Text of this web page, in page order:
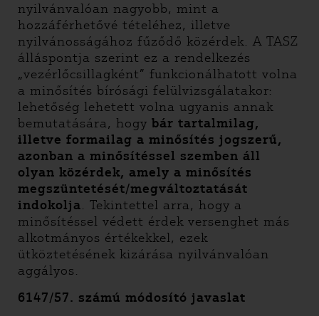
nyilvánvalóan nagyobb, mint a
hozzáférhetővé tételéhez, illetve
nyilvánosságához fűződő közérdek. A TASZ
álláspontja szerint ez a rendelkezés
„vezérlőcsillagként” funkcionálhatott volna
a minősítés bírósági felülvizsgálatakor:
lehetőség lehetett volna ugyanis annak
bemutatására, hogy bár tartalmilag,
illetve formailag a minősítés jogszerű,
azonban a minősítéssel szemben áll
olyan közérdek, amely a minősítés
megszüntetését/megváltoztatását
indokolja. Tekintettel arra, hogy a
minősítéssel védett érdek versenghet más
alkotmányos értékekkel, ezek
ütköztetésének kizárása nyilvánvalóan
aggályos.
6147/57. számú módosító javaslat